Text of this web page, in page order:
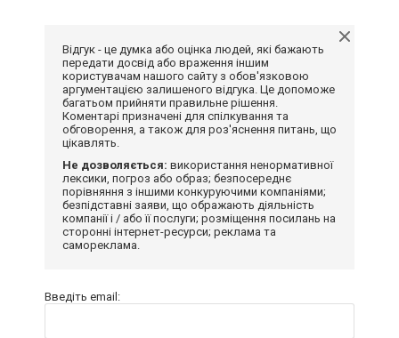
Відгук - це думка або оцінка людей, які бажають
передати досвід або враження іншим
користувачам нашого сайту з обов'язковою
аргументацією залишеного відгука. Це допоможе
багатьом прийняти правильне рішення.
Коментарі призначені для спілкування та
обговорення, а також для роз'яснення питань, що
цікавлять.
Не дозволяється: використання ненормативної
лексики, погроз або образ; безпосереднє
порівняння з іншими конкуруючими компаніями;
безпідставні заяви, що ображають діяльність
компанії і / або її послуги; розміщення посилань на
сторонні інтернет-ресурси; реклама та
самореклама.
Введіть email: